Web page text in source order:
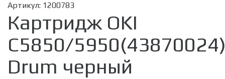
Артикул: 1200783
Картридж OKI
C5850/
Drum черный